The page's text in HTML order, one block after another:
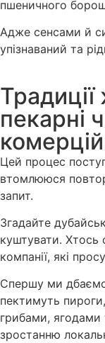
пшеничного
Адже сенсами й
упізнаваний та
Традиції
пекарні
Цей процес
втомлююся
запит.
Згадайте
куштувати. Хтось
компанії, які
Спершу ми дбаємо
пектимуть
грибами, ягодами
зростанню